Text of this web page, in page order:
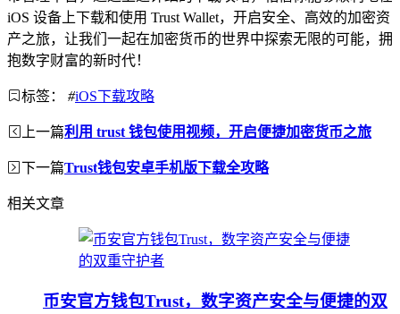
iOS 设备上下载和使用 Trust Wallet，开启安全、高效的加密资
产之旅，让我们一起在加密货币的世界中探索无限的可能，拥
抱数字财富的新时代！
标签： #iOS下载攻略
上一篇利用 trust 钱包使用视频，开启便捷加密货币之旅
下一篇Trust钱包安卓手机版下载全攻略
相关文章
币安官方钱包Trust，数字资产安全与便捷的双